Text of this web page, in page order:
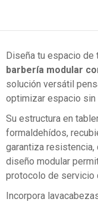
Diseña tu espacio de
barbería modular
solución versátil
optimizar espacio sin
Su estructura en
formaldehídos,
garantiza resistencia,
diseño modular
protocolo de servicio
Incorpora